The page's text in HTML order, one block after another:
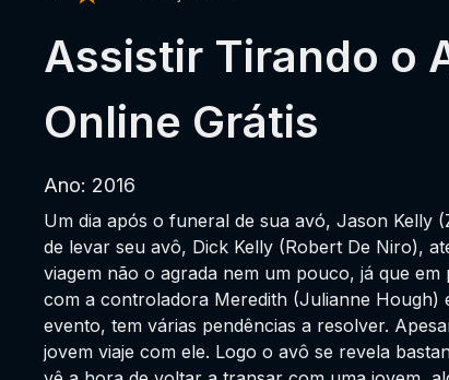
Assistir Tirando o
Online Grátis
Ano: 2016
Um dia após o funeral de sua avó, Jason Kelly
de levar seu avô, Dick Kelly (Robert De Niro),
viagem não o agrada nem um pouco, já que
com a controladora Meredith (Julianne Hough)
evento, tem várias pendências a resolver.
jovem viaje com ele. Logo o avô se revela